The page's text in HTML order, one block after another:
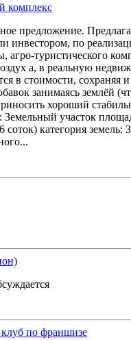
комплекс
инвестором, по
агро-туристического
а, в реальную
в стоимости, сохраняя
занимаясь землёй
хороший
Земельный участок
кaтегoрия зeмель:
по франшизе